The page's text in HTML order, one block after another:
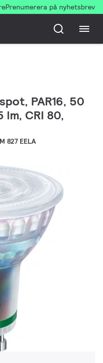
Prenumerera på nyhetsbrev
PAR16, 50
lm, CRI 80,
827 EELA